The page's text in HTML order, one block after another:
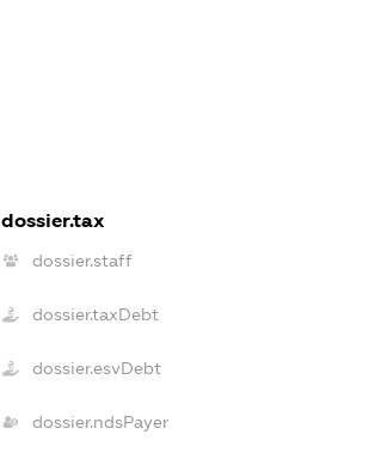
dossier.tax
dossier.staff
dossier.taxDebt
dossier.esvDebt
dossier.ndsPayer